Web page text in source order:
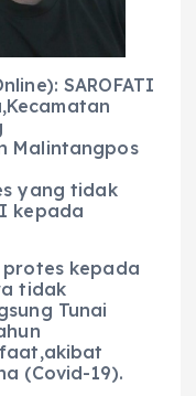
SAROFATI
Malintangpos
yang tidak
kepada
kepada
tidak
Tunai
(Covid-19).